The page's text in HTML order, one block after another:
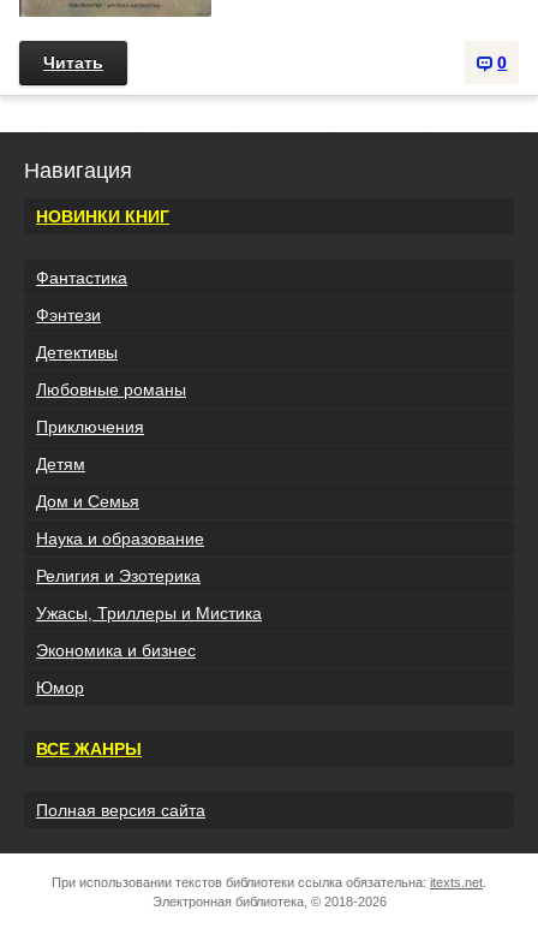
0
Читать
Навигация
НОВИНКИ КНИГ
Фантастика
Фэнтези
Детективы
Любовные романы
Приключения
Детям
Дом и Семья
Наука и образование
Религия и Эзотерика
Ужасы, Триллеры и Мистика
Экономика и бизнес
Юмор
ВСЕ ЖАНРЫ
Полная версия сайта
При использовании текстов библиотеки ссылка обязательна: itexts.net
Электронная библиотека, © 2018-2026